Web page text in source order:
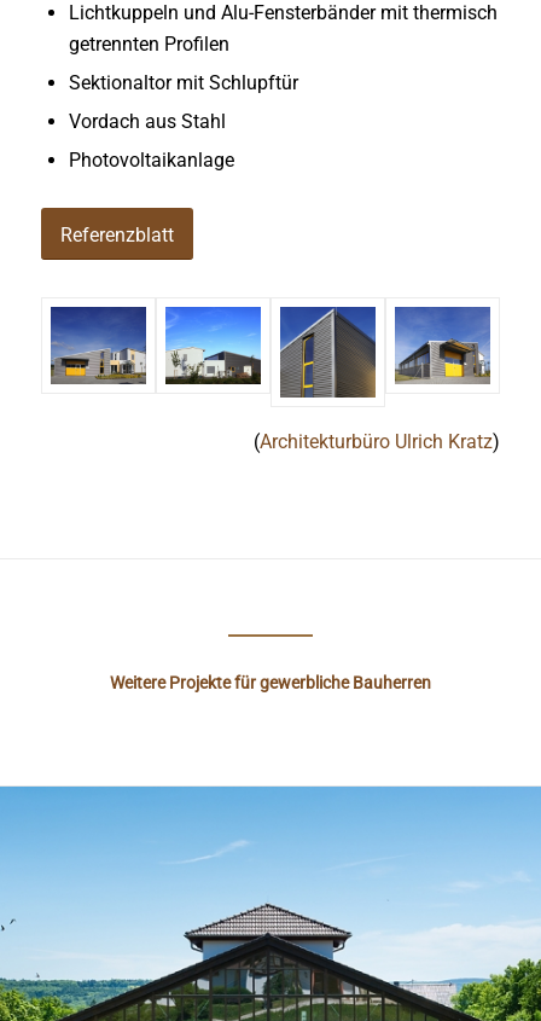
Lichtkuppeln und Alu-Fensterbänder mit thermisch
getrennten Profilen
Sektionaltor mit Schlupftür
Vordach aus Stahl
Photovoltaikanlage
Referenzblatt
(Architekturbüro Ulrich Kratz)
Weitere Projekte für gewerbliche Bauherren